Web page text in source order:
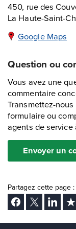
450, rue des
La Haute-Saint-
Google Maps
Question ou
Vous avez une
commentaire
Transmettez-
formulaire ou
agents de service
Envoyer un
Partagez cette page :
Facebook
Twitter LinkedIn